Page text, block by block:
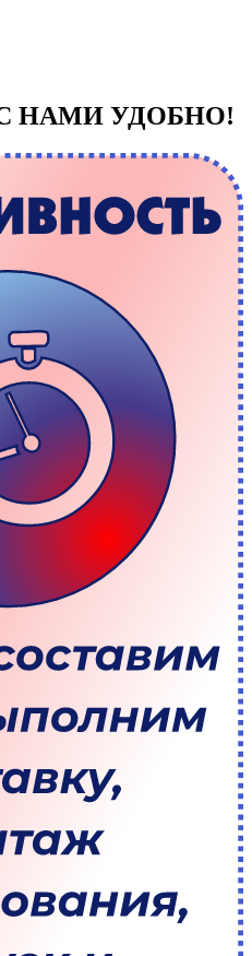
НАМИ УДОБНО!